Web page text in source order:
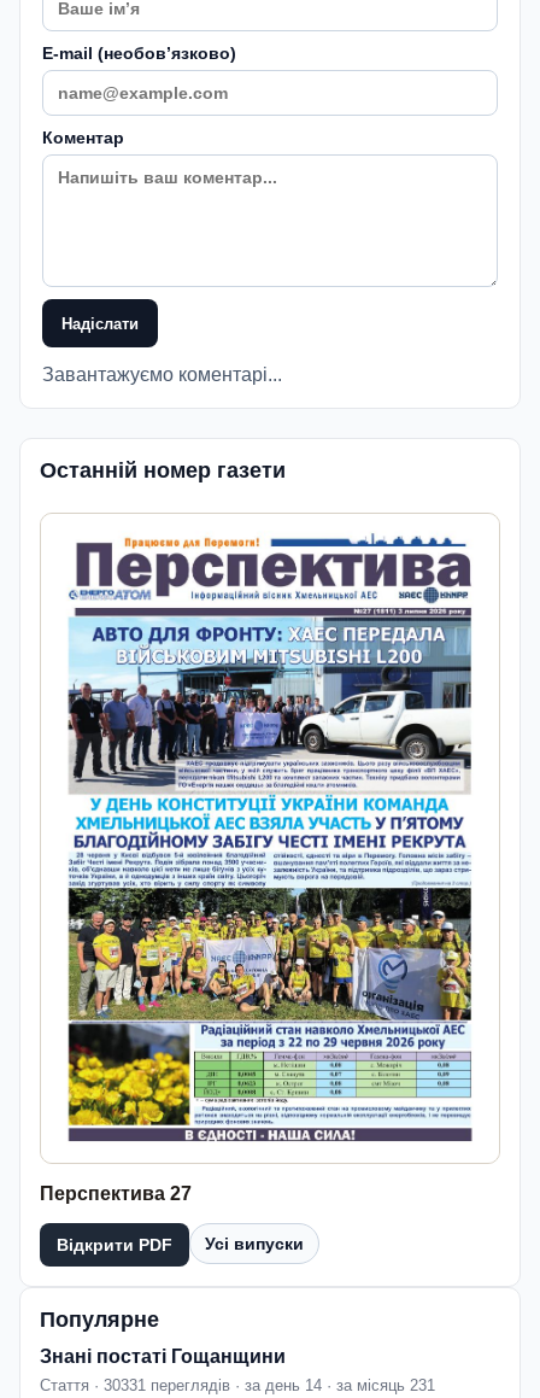
E-mail (необовʼязково)
Коментар
Надіслати
Завантажуємо коментарі...
Останній номер газети
Перспектива 27
Відкрити PDF Усі випуски
Популярне
Знані постаті Гощанщини
Стаття · 30331 переглядів · за день 14 · за місяць 231